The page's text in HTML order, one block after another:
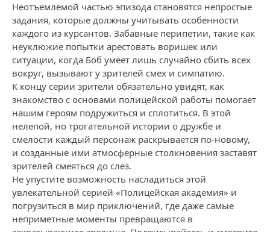
Неотъемлемой частью эпизода становятся непростые
задания, которые должны учитывать особенности
каждого из курсантов. Забавные перипетии, такие как
неуклюжие попытки арестовать воришек или
ситуации, когда Боб умеет лишь случайно сбить всех
вокруг, вызывают у зрителей смех и симпатию.
К концу серии зрители обязательно увидят, как
знакомство с основами полицейской работы помогает
нашим героям подружиться и сплотиться. В этой
нелепой, но трогательной истории о дружбе и
смелости каждый персонаж раскрывается по-новому,
и созданные ими атмосферные столкновения заставят
зрителей смеяться до слез.
Не упустите возможность насладиться этой
увлекательной серией «Полицейская академия» и
погрузиться в мир приключений, где даже самые
неприметные моменты превращаются в